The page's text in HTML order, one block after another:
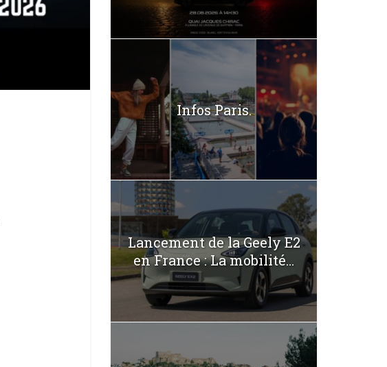
Infos Paris.
Lancement de la Geely E2
en France : La mobilité...